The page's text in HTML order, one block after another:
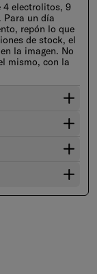
4 electrolitos, 9
un día
repón lo que
de stock, el
la imagen. No
mismo, con la